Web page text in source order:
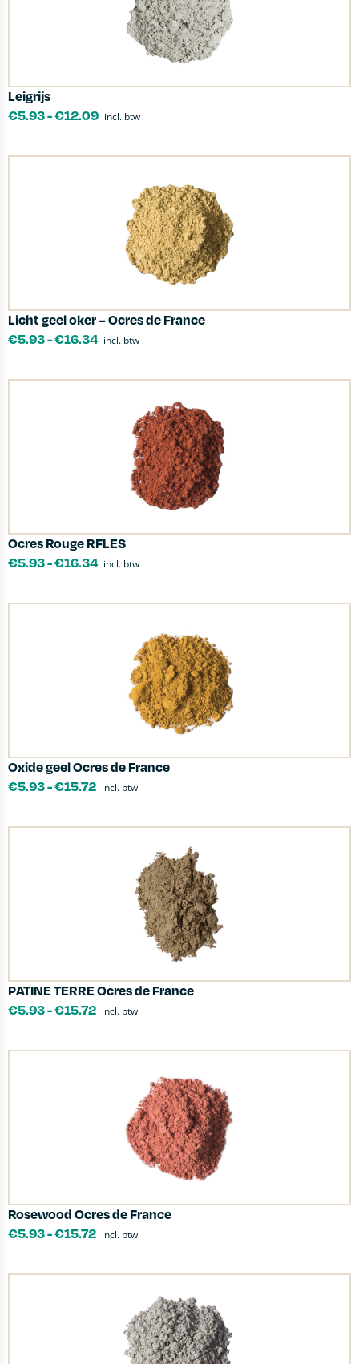
Leigrijs
€5.93-€12.09 incl. btw
Licht geel oker – Ocres de France
€5.93-€16.34 incl. btw
Ocres Rouge RFLES
€5.93-€16.34 incl. btw
Oxide geel Ocres de France
€5.93-€15.72 incl. btw
PATINE TERRE Ocres de France
€5.93-€15.72 incl. btw
Rosewood Ocres de France
€5.93-€15.72 incl. btw